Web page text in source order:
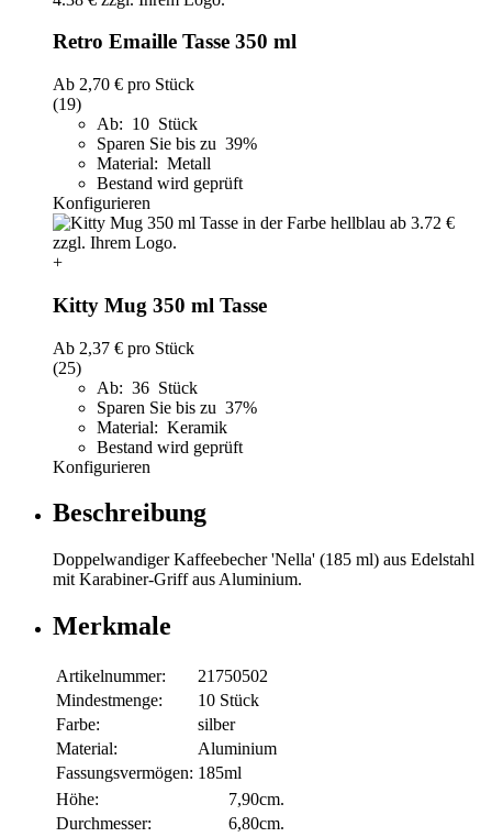
Retro Emaille Tasse 350 ml
Ab 2,70 € pro Stück
(19)
Ab: 10 Stück
Sparen Sie bis zu 39%
Material: Metall
Bestand wird geprüft
Konfigurieren
+
Kitty Mug 350 ml Tasse
Ab 2,37 € pro Stück
(25)
Ab: 36 Stück
Sparen Sie bis zu 37%
Material: Keramik
Bestand wird geprüft
Konfigurieren
Beschreibung
Doppelwandiger Kaffeebecher 'Nella' (185 ml) aus Edelstahl
mit Karabiner-Griff aus Aluminium.
Merkmale
Artikelnummer:
21750502
Mindestmenge:
10 Stück
Farbe:
silber
Material:
Aluminium
Fassungsvermögen: 185ml
Höhe:
7,90cm.
Durchmesser:
6,80cm.